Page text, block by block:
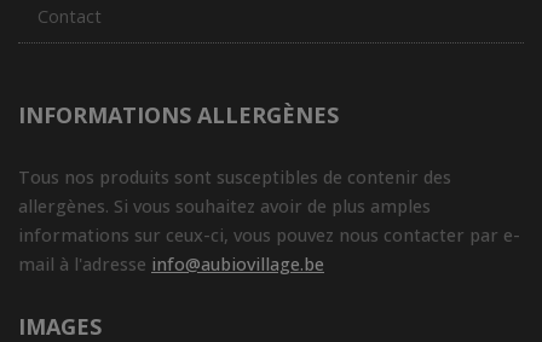
Contact
INFORMATIONS ALLERGÈNES
Tous nos produits sont susceptibles de contenir des
allergènes. Si vous souhaitez avoir de plus amples
informations sur ceux-ci, vous pouvez nous contacter par e-
mail à l'adresse info@aubiovillage.be
IMAGES